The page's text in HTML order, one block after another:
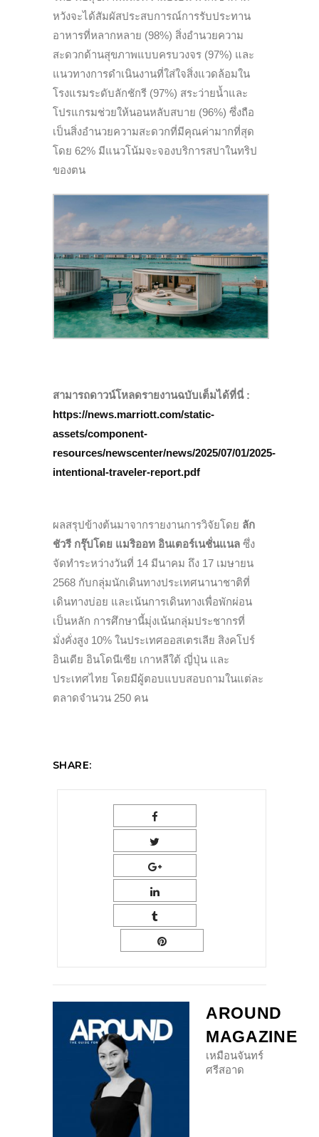
หวังจะได้สัมผัสประสบการณ์การรับประทาน
อาหารที่หลากหลาย (98%) สิ่งอำนวยความ
สะดวกด้านสุขภาพแบบครบวงจร (97%) และ
แนวทางการดำเนินงานที่ใส่ใจสิ่งแวดล้อมใน
โรงแรมระดับลักชักรี (97%) สระว่ายน้ำและ
โปรแกรมช่วยให้นอนหลับสบาย (96%) ซึ่งถือ
เป็นสิ่งอำนวยความสะดวกที่มีคุณค่ามากที่สุด
โดย 62% มีแนวโน้มจะจองบริการสปาในทริป
ของตน
สามารถดาวน์โหลดรายงานฉบับเต็มได้ที่นี่ :
https://news.marriott.com/static-
assets/component-
resources/newscenter/news/2025/07/01/2025-
intentional-traveler-report.pdf
ผลสรุปข้างต้นมาจากรายงานการวิจัยโดย ลัก
ชัวรี กรุ๊ปโดย แมริออท อินเตอร์เนชั่นแนล ซึ่ง
จัดทำระหว่างวันที่ 14 มีนาคม ถึง 17 เมษายน
2568 กับกลุ่มนักเดินทางประเทศนานาชาติที่
เดินทางบ่อย และเน้นการเดินทางเพื่อพักผ่อน
เป็นหลัก การศึกษานี้มุ่งเน้นกลุ่มประชากรที่
มั่งคั่งสูง 10% ในประเทศออสเตรเลีย สิงคโปร์
อินเดีย อินโดนีเซีย เกาหลีใต้ ญี่ปุ่น และ
ประเทศไทย โดยมีผู้ตอบแบบสอบถามในแต่ละ
ตลาดจำนวน 250 คน
SHARE:
AROUND
MAGAZINE
เหมือนจันทร์
ศรีสอาด